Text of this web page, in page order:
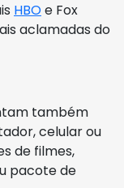
HBOe Fox
aclamadas do
também
celular ou
de filmes,
pacote de